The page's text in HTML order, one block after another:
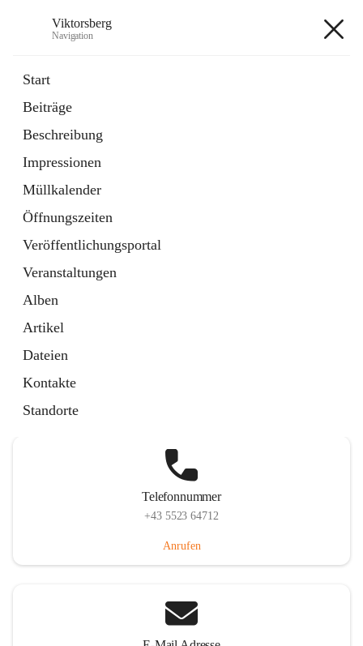
Viktorsberg
Navigation
Start
Beiträge
Beschreibung
Impressionen
Müllkalender
Öffnungszeiten
Veröffentlichungsportal
Veranstaltungen
Alben
Artikel
Dateien
Kontakte
Standorte
1 Schnellzugriff
Bürgerservice
10 Schnellzugriffe
Telefonnummer
+43 5523 64712
Anrufen